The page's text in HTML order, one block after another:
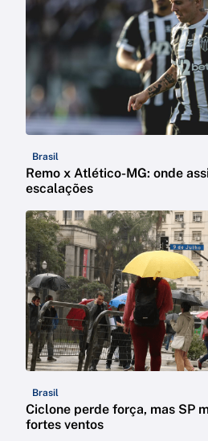
Brasil
Remo x Atlético-MG: onde
escalações
Brasil
Ciclone perde força, mas SP
fortes ventos